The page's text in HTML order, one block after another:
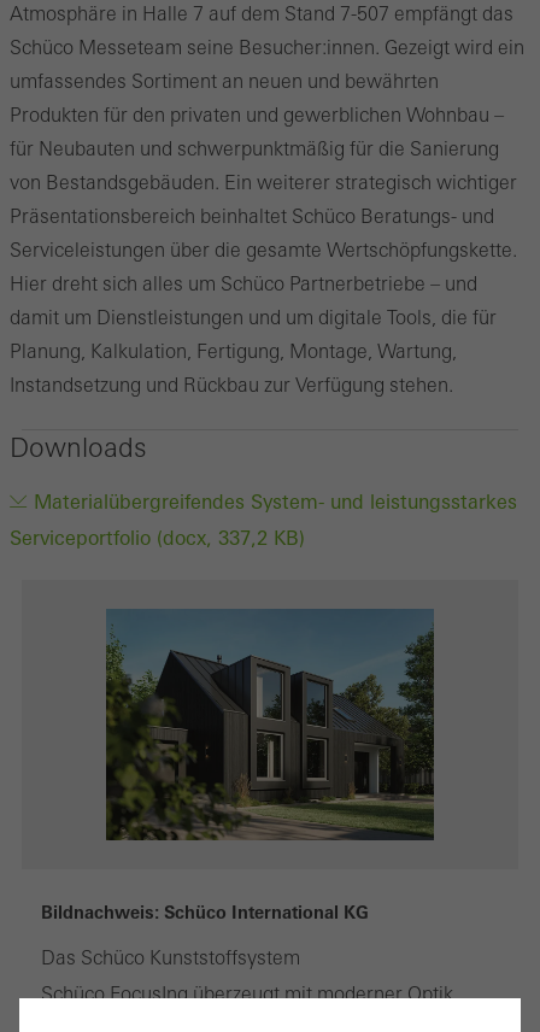
Atmosphäre in Halle 7 auf dem Stand 7-507 empfängt das
Schüco Messeteam seine Besucher:innen. Gezeigt wird ein
umfassendes Sortiment an neuen und bewährten
Produkten für den privaten und gewerblichen Wohnbau –
für Neubauten und schwerpunktmäßig für die Sanierung
von Bestandsgebäuden. Ein weiterer strategisch wichtiger
Präsentationsbereich beinhaltet Schüco Beratungs- und
Serviceleistungen über die gesamte Wertschöpfungskette.
Hier dreht sich alles um Schüco Partnerbetriebe – und
damit um Dienstleistungen und um digitale Tools, die für
Planung, Kalkulation, Fertigung, Montage, Wartung,
Instandsetzung und Rückbau zur Verfügung stehen.
Downloads
Materialübergreifendes System- und leistungsstarkes
Serviceportfolio (docx, 337,2 KB)
Bildnachweis: Schüco International KG
Das Schüco Kunststoffsystem
Schüco FocusIng überzeugt mit moderner Optik,